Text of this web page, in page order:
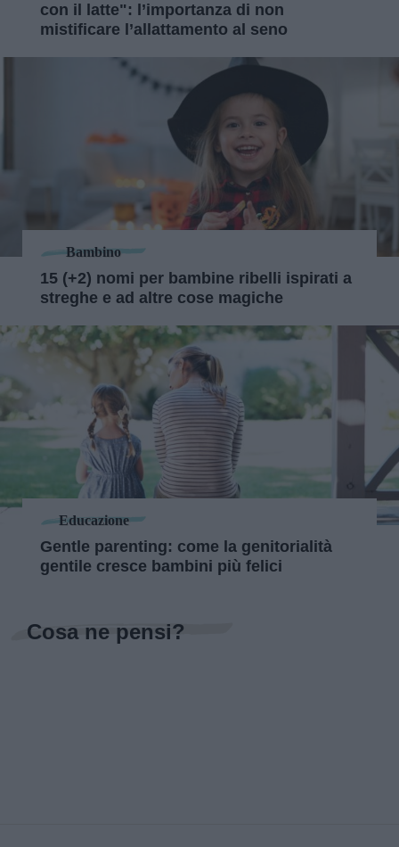
con il latte": l’importanza di non
mistificare l’allattamento al seno
Bambino
15 (+2) nomi per bambine ribelli ispirati a
streghe e ad altre cose magiche
Educazione
Gentle parenting: come la genitorialità
gentile cresce bambini più felici
Cosa ne pensi?